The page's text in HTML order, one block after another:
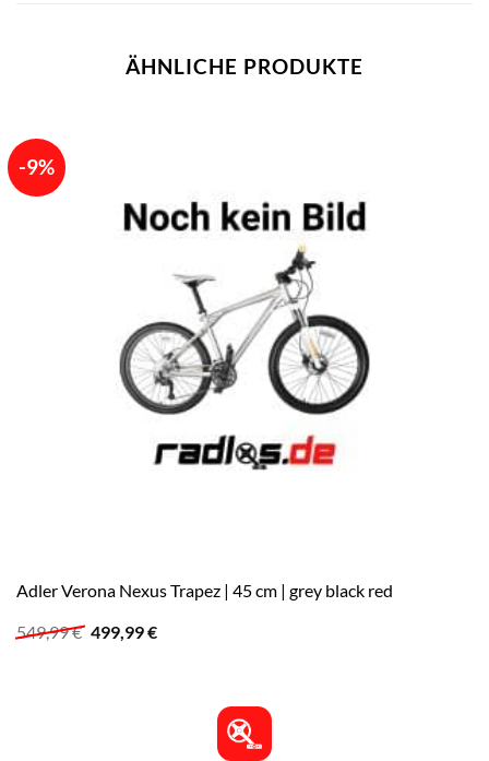
ÄHNLICHE PRODUKTE
-9%
Adler Verona Nexus Trapez | 45 cm | grey black red
549,99€ Ursprünglicher
Preis
499,99€Aktueller